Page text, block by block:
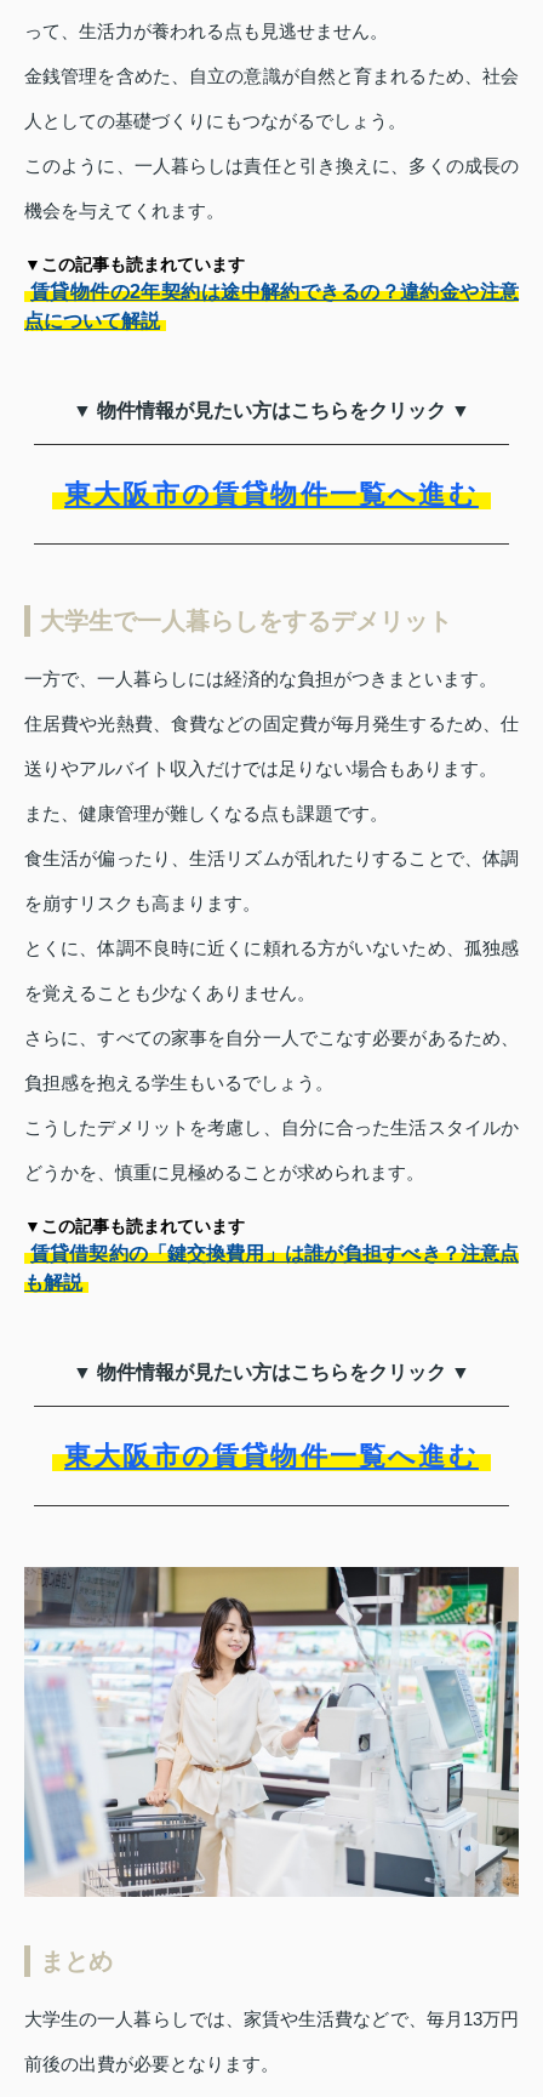
って、生活力が養われる点も見逃せません。
金銭管理を含めた、自立の意識が自然と育まれるため、社会
人としての基礎づくりにもつながるでしょう。
このように、一人暮らしは責任と引き換えに、多くの成長の
機会を与えてくれます。
▼この記事も読まれています
賃貸物件の2年契約は途中解約できるの？違約金や注意
点について解説
▼ 物件情報が見たい方はこちらをクリック ▼
東大阪市の賃貸物件一覧へ進む
大学生で一人暮らしをするデメリット
一方で、一人暮らしには経済的な負担がつきまといます。
住居費や光熱費、食費などの固定費が毎月発生するため、仕
送りやアルバイト収入だけでは足りない場合もあります。
また、健康管理が難しくなる点も課題です。
食生活が偏ったり、生活リズムが乱れたりすることで、体調
を崩すリスクも高まります。
とくに、体調不良時に近くに頼れる方がいないため、孤独感
を覚えることも少なくありません。
さらに、すべての家事を自分一人でこなす必要があるため、
負担感を抱える学生もいるでしょう。
こうしたデメリットを考慮し、自分に合った生活スタイルか
どうかを、慎重に見極めることが求められます。
▼この記事も読まれています
賃貸借契約の「鍵交換費用」は誰が負担すべき？注意点
も解説
▼ 物件情報が見たい方はこちらをクリック ▼
東大阪市の賃貸物件一覧へ進む
まとめ
大学生の一人暮らしでは、家賃や生活費などで、毎月13万円
前後の出費が必要となります。